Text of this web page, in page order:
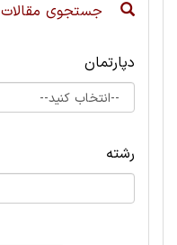
جستجوی مقالات
دپارتمان
رشته